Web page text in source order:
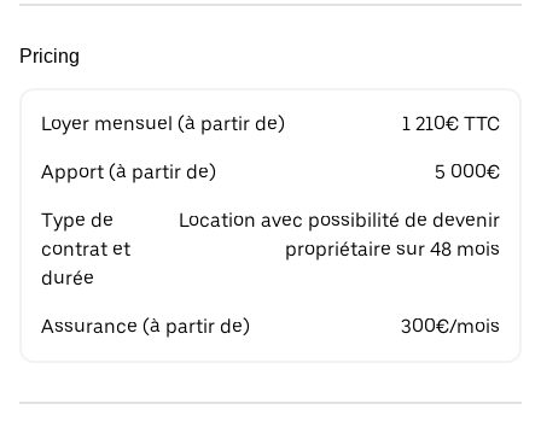
Pricing
Loyer mensuel (à partir de) 1 210€ TTC
Apport (à partir de) 5 000€
Type de
contrat et
durée
Location avec possibilité de devenir
propriétaire sur 48 mois
Assurance (à partir de) 300€/mois